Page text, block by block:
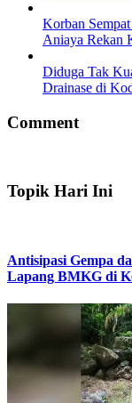
Korban
Aniaya Rekan
Diduga Tak
Drainase di
Comment
Topik Hari Ini
Antisipasi Gempa
Lapang BMKG di